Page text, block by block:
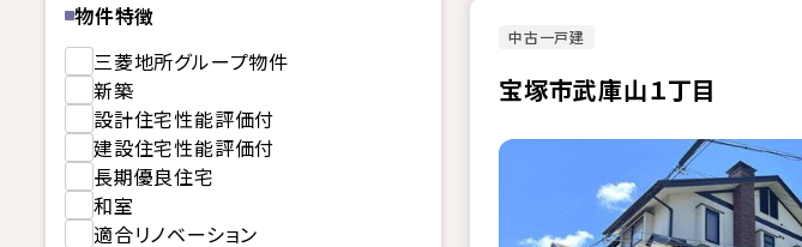
物件特徴
三菱地所グループ物件
新築
設計住宅性能評価付
建設住宅性能評価付
長期優良住宅
和室
適合リノベーション
中古一戸建
宝塚市武庫山１丁目